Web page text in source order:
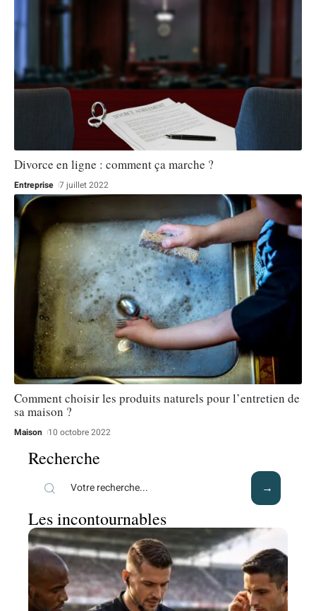
Divorce en ligne : comment ça marche ?
Entreprise 7 juillet 2022
Comment choisir les produits naturels pour l’entretien de
sa maison ?
Maison 10 octobre 2022
Recherche
Les incontournables